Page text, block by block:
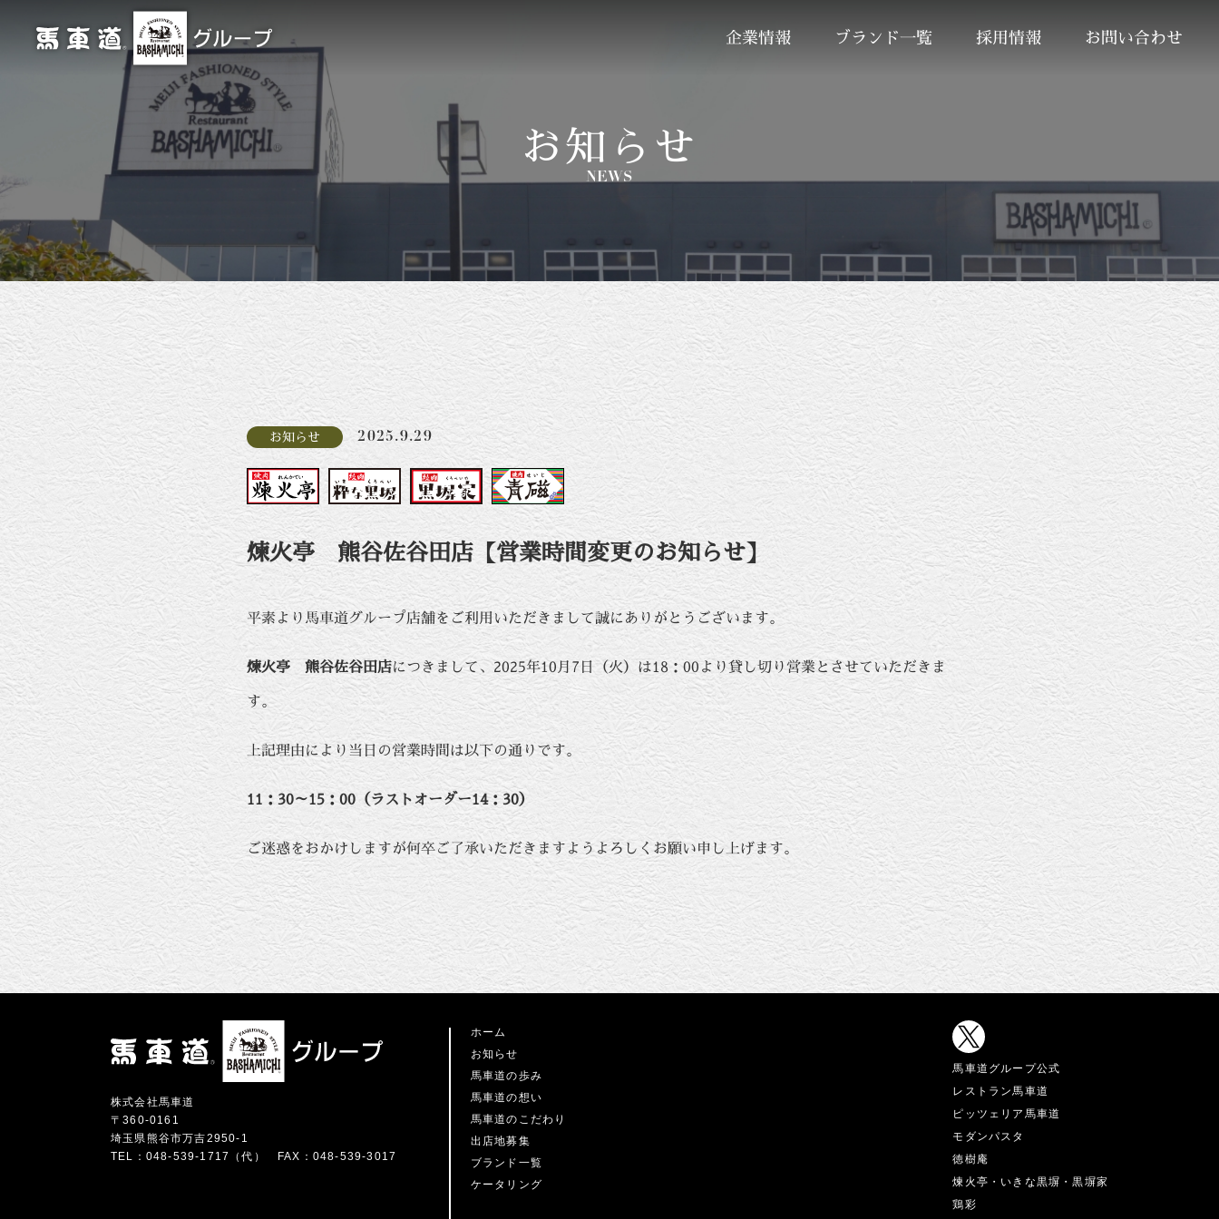
企業情報 ブランド一覧 採用情報 お問い合わせ
お知らせ
NEWS
お知らせ 2025.9.29
煉火亭 熊谷佐谷田店【営業時間変更のお知らせ】
平素より馬車道グループ店舗をご利用いただきまして誠にありがとうございます。
煉火亭 熊谷佐谷田店につきまして、2025年10月7日（火）は18：00より貸し切り営業とさせていただきま
す。
上記理由により当日の営業時間は以下の通りです。
11：30～15：00（ラストオーダー14：30）
ご迷惑をおかけしますが何卒ご了承いただきますようよろしくお願い申し上げます。
株式会社馬車道
〒360-0161
埼玉県熊谷市万吉2950-1
TEL：048-539-1717（代）
FAX：048-539-3017
ホーム
お知らせ
馬車道の歩み
馬車道の想い
馬車道のこだわり
出店地募集
ブランド一覧
ケータリング
馬車道グループ公式
レストラン馬車道
ピッツェリア馬車道
モダンパスタ
徳樹庵
煉火亭・いきな黒塀・黒塀家
鶏彩